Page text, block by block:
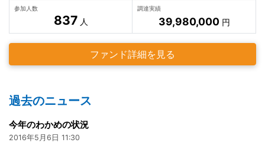
参加人数
837 人
調達実績
39,980,000円
ファンド詳細を見る
過去のニュース
今年のわかめの状況
2016年5月6日 11:30